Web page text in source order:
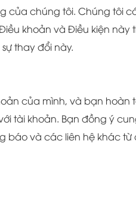
của chúng tôi. Chúng tôi
khoản và Điều kiện này
thay đổi này.
của mình, và bạn hoàn
tài khoản. Bạn đồng ý
báo và các liên hệ khác